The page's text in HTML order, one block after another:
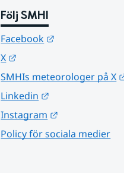
Följ SMHI
Facebook
X
SMHIs meteorologer på X
Linkedin
Instagram
Policy för sociala medier